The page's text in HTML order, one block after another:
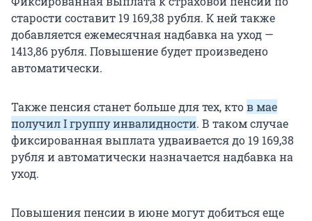
старости составит 19 169,38 рубля. К ней также
добавляется ежемесячная надбавка на уход —
1413,86 рубля. Повышение будет произведено
автоматически.
Также пенсия станет больше для тех, ктов мае
получил I группу инвалидности. В таком случае
фиксированная выплата удваивается до 19 169,38
рубля и автоматически назначается надбавка на
уход.
Повышения пенсии в июне могут добиться еще